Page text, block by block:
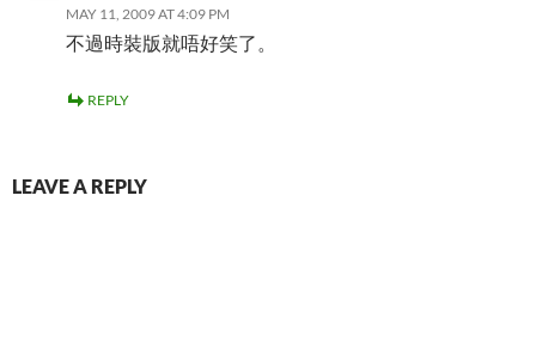
MAY 11, 2009 AT 4:09 PM
不過時裝版就唔好笑了。
REPLY
LEAVE A REPLY